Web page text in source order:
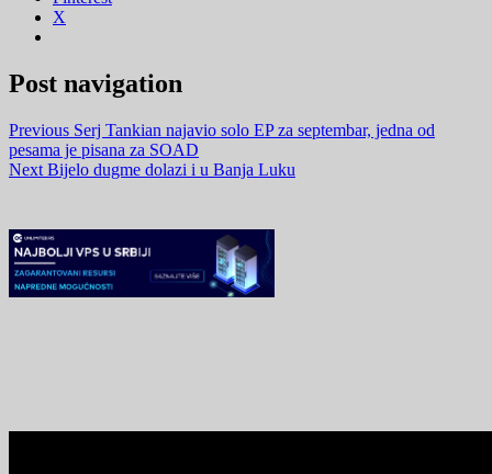
X
Post navigation
Previous Serj Tankian najavio solo EP za septembar, jedna od
pesama je pisana za SOAD
Next Bijelo dugme dolazi i u Banja Luku